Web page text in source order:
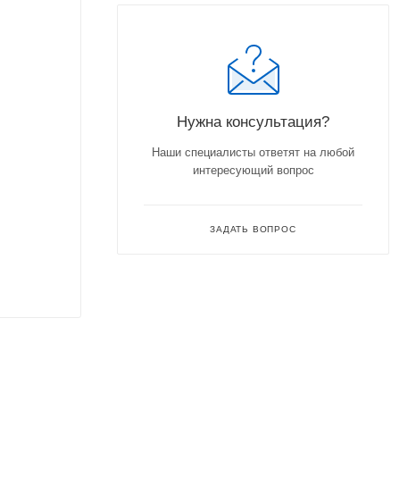
Нужна консультация?
Наши специалисты ответят на любой
интересующий вопрос
ЗАДАТЬ ВОПРОС